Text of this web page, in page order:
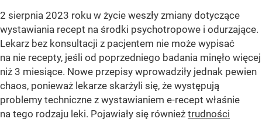
2 sierpnia 2023 roku w życie weszły zmiany dotyczące
wystawiania recept na środki psychotropowe i odurzające.
Lekarz bez konsultacji z pacjentem nie może wypisać
na nie recepty, jeśli od poprzedniego badania minęło więcej
niż 3 miesiące. Nowe przepisy wprowadziły jednak pewien
chaos, ponieważ lekarze skarżyli się, że występują
problemy techniczne z wystawianiem e-recept właśnie
na tego rodzaju leki. Pojawiały się również trudności